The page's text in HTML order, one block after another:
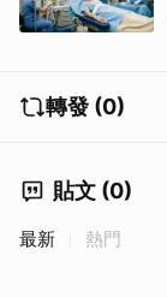
轉發 (0)
貼文 (0)
最新 熱門